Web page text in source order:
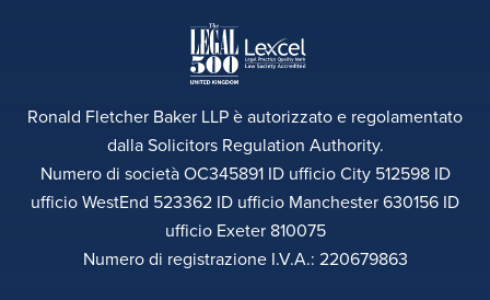
Ronald Fletcher Baker LLP è autorizzato e regolamentato
dalla Solicitors Regulation Authority.
Numero di società OC345891 ID ufficio City 512598 ID
ufficio WestEnd 523362 ID ufficio Manchester 630156 ID
ufficio Exeter 810075
Numero di registrazione I.V.A.: 220679863